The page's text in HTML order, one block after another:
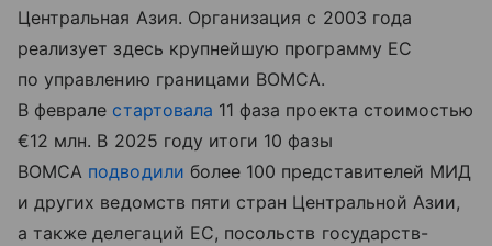
Центральная Азия. Организация с 2003 года
реализует здесь крупнейшую программу ЕС
по управлению границами BOMCA.
В феврале стартовала 11 фаза проекта стоимостью
€12 млн. В 2025 году итоги 10 фазы
BOMCA подводили более 100 представителей МИД
и других ведомств пяти стран Центральной Азии,
а также делегаций ЕС, посольств государств-